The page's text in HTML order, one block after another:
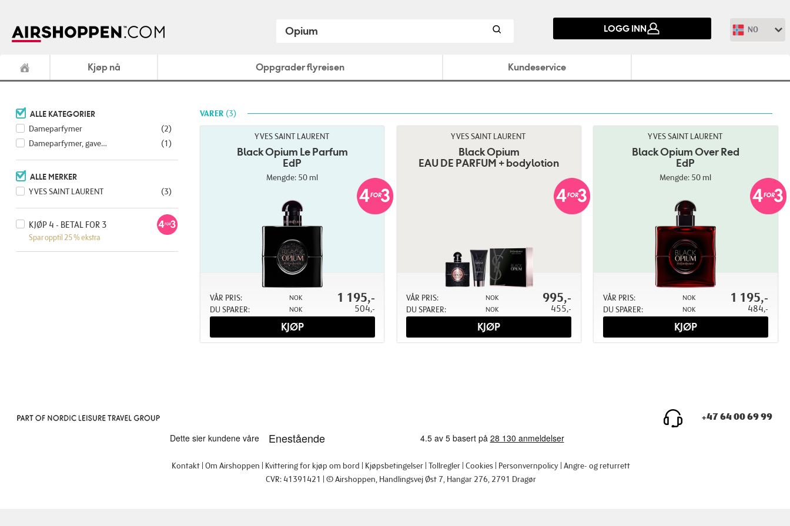
LOGG INN NO
Kjøp nå Oppgrader flyreisen Kundeservice
ALLE KATEGORIER
Dameparfymer
(2)
Dameparfymer, gave… (1)
ALLE MERKER
YVES SAINT LAURENT (3)
KJØP 4 - BETAL FOR 3
Spar opptil 25 % ekstra
3
VARER
YVES SAINT LAURENT
Black Opium Le Parfum
EdP
Mengde: 50 ml
VÅR PRIS: NOK 1 195,-
DU SPARER: NOK 504,-
KJØP
YVES SAINT LAURENT
Black Opium
EAU DE PARFUM + bodylotion
VÅR PRIS: NOK 995,-
DU SPARER: NOK 455,-
KJØP
YVES SAINT LAURENT
Black Opium Over Red
EdP
Mengde: 50 ml
VÅR PRIS: NOK 1 195,-
DU SPARER: NOK 484,-
KJØP
+47 64 00 69 99
Kontakt Om Airshoppen Kvittering for kjøp om bord Kjøpsbetingelser Tollregler Cookies Personvernpolicy Angre- og returrett
CVR: 41391421
© Airshoppen , Handlingsvej Øst 7, Hangar 276, 2791 Dragør